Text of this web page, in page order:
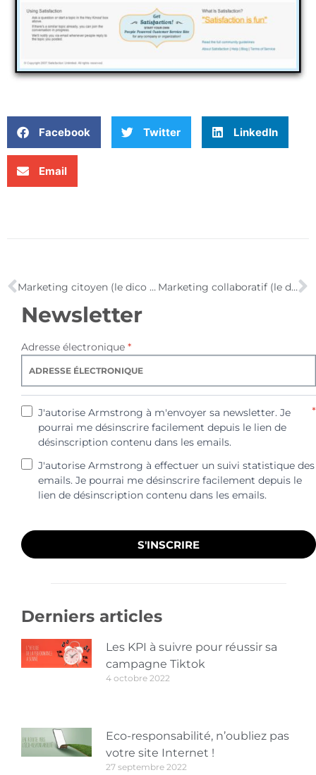
Facebook Twitter LinkedIn
Email
Marketing citoyen (le dico du marketer 2.0) Marketing collaboratif (le dico du marketer 2.0)
Newsletter
Adresse électronique *
J'autorise Armstrong à m'envoyer sa newsletter. Je
pourrai me désinscrire facilement depuis le lien de
désinscription contenu dans les emails.
*
J'autorise Armstrong à effectuer un suivi statistique des
emails. Je pourrai me désinscrire facilement depuis le
lien de désinscription contenu dans les emails.
S'INSCRIRE
Derniers articles
Les KPI à suivre pour réussir sa
campagne Tiktok
4 octobre 2022
Eco-responsabilité, n’oubliez pas
votre site Internet !
27 septembre 2022